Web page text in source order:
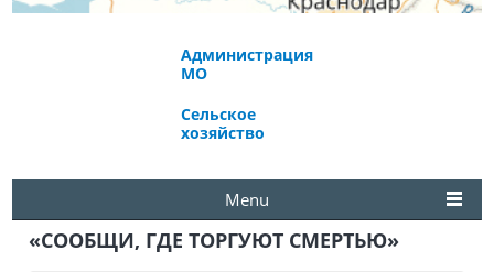
Администрация
МО
Сельское
хозяйство
Menu
«СООБЩИ, ГДЕ ТОРГУЮТ СМЕРТЬЮ»